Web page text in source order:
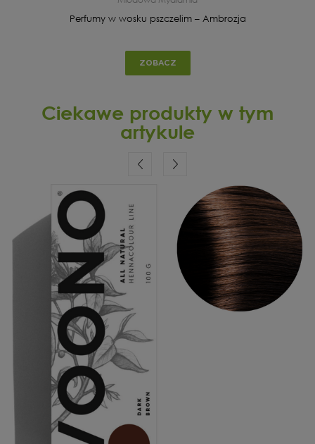
Perfumy w wosku pszczelim – Ambrozja
ZOBACZ
Ciekawe produkty w tym
artykule